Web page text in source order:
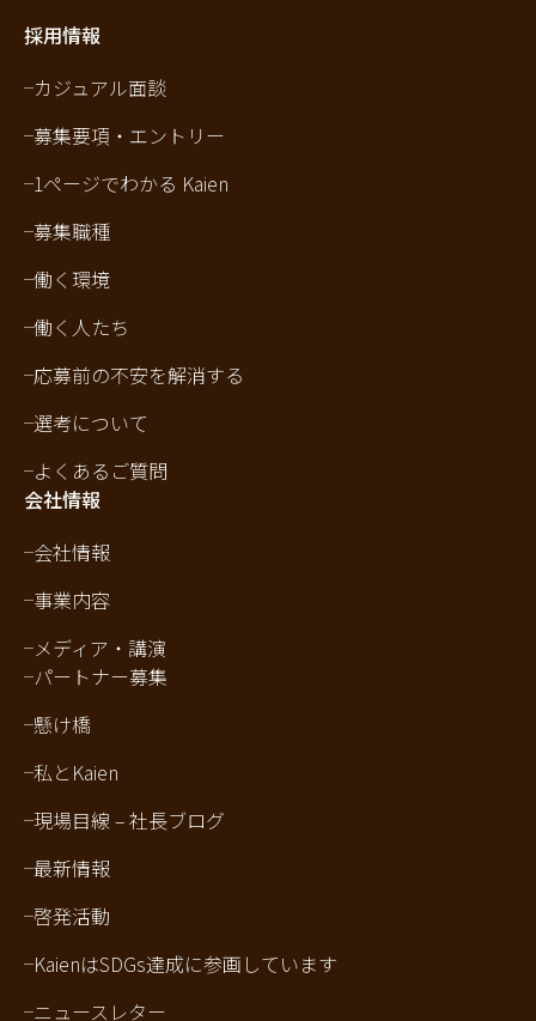
採用情報
カジュアル面談
募集要項・エントリー
1ページでわかる Kaien
募集職種
働く環境
働く人たち
応募前の不安を解消する
選考について
よくあるご質問
会社情報
会社情報
事業内容
メディア・講演
パートナー募集
懸け橋
私とKaien
現場目線 – 社長ブログ
最新情報
啓発活動
KaienはSDGs達成に参画しています
ニュースレター